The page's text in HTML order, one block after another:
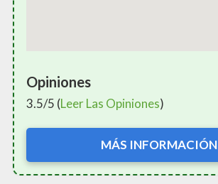
Opiniones
3.5/5 (Leer Las Opiniones)
MÁS INFORMACIÓN